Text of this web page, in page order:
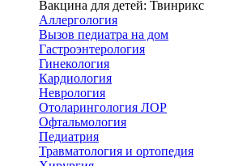
Вакцина для детей: Твинрикс
Аллергология
Вызов педиатра на дом
Гастроэнтерология
Гинекология
Кардиология
Неврология
Отоларингология ЛОР
Офтальмология
Педиатрия
Травматология и ортопедия